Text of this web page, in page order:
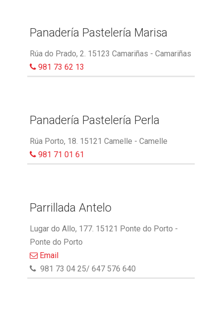
Panadería Pastelería Marisa
Rúa do Prado, 2. 15123 Camariñas - Camariñas
981 73 62 13
Panadería Pastelería Perla
Rúa Porto, 18. 15121 Camelle - Camelle
981 71 01 61
Parrillada Antelo
Lugar do Allo, 177. 15121 Ponte do Porto -
Ponte do Porto
Email
981 73 04 25/ 647 576 640